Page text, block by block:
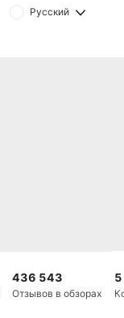
Русский
436 543
Отзывов в обзорах